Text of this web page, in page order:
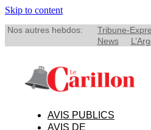
Skip to content
Nos autres hebdos: Tribune-
News
AVIS PUBLICS
AVIS DE